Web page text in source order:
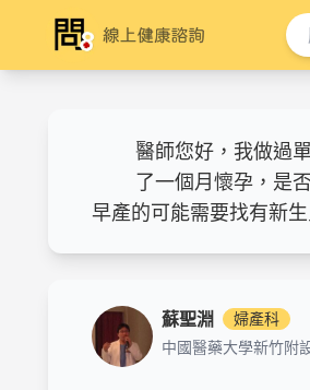
醫師您好，我做過
了一個月懷孕，是
早產的可能需要找有新
蘇聖淵
婦產科
中國醫藥大學新竹附